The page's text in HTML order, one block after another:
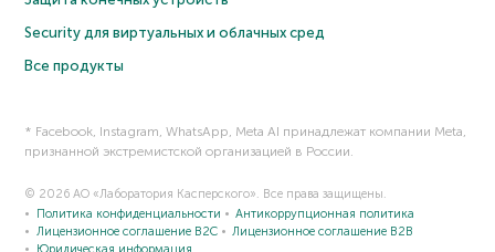
Security для виртуальных и облачных сред
Все продукты
* Facebook, Instagram, WhatsApp, Meta AI принадлежат компании Meta,
признанной экстремистской организацией в России.
© 2026 АО «Лаборатория Касперского». Все права защищены.
Политика конфиденциальности
Антикоррупционная политика
Лицензионное соглашение B2C
Лицензионное соглашение B2B